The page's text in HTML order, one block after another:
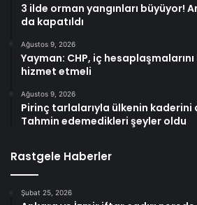
3 ilde orman yangınları büyüyor!
da kapatıldı
Ağustos 9, 2026
Yayman: CHP, iç
hizmet etmeli
Ağustos 9, 2026
Pirinç tarlalarıyla ülkenin
Tahmin edemedikleri şeyler oldu
Rastgele Haberler
Şubat 25, 2026